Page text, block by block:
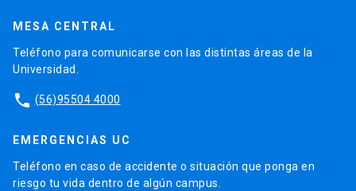
MESA CENTRAL
Teléfono para comunicarse con las distintas áreas de la
Universidad.
phone (56)95504 4000
EMERGENCIAS UC
Teléfono en caso de accidente o situación que ponga en
riesgo tu vida dentro de algún campus.